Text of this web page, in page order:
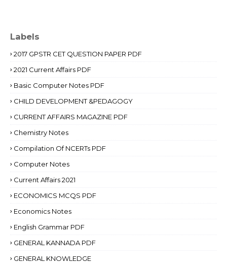
Labels
2017 GPSTR CET QUESTION PAPER PDF
2021 Current Affairs PDF
Basic Computer Notes PDF
CHILD DEVELOPMENT &PEDAGOGY
CURRENT AFFAIRS MAGAZINE PDF
Chemistry Notes
Compilation Of NCERTs PDF
Computer Notes
Current Affairs 2021
ECONOMICS MCQS PDF
Economics Notes
English Grammar PDF
GENERAL KANNADA PDF
GENERAL KNOWLEDGE